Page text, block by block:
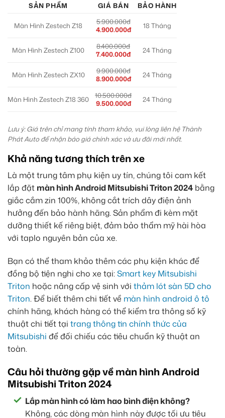
SẢN PHẨM GIÁ BÁN BẢO HÀNH
Màn Hình Zestech Z18
5.900.000đ
4.900.000đ
18 Tháng
Màn Hình Zestech Z100
8.400.000đ
7.400.000đ
24 Tháng
Màn Hình Zestech ZX10
9.900.000đ
8.900.000đ
24 Tháng
Màn Hình Zestech Z18 360
10.500.000đ
9.500.000đ
24 Tháng
Lưu ý: Giá trên chỉ mang tính tham khảo, vui lòng liên hệ Thành
Phát Auto để nhận báo giá chính xác và ưu đãi mới nhất.
Khả năng tương thích trên xe
Là một trung tâm phụ kiện uy tín, chúng tôi cam kết
lắp đặt màn hình Android Mitsubishi Triton 2024 bằng
giắc cắm zin 100%, không cắt trích dây điện ảnh
hưởng đến bảo hành hãng. Sản phẩm đi kèm mặt
dưỡng thiết kế riêng biệt, đảm bảo thẩm mỹ hài hòa
với taplo nguyên bản của xe.
Bạn có thể tham khảo thêm các phụ kiện khác để
đồng bộ tiện nghi cho xe tại:Smart key Mitsubishi
Triton hoặc nâng cấp vệ sinh với thảm lót sàn 5D cho
Triton. Để biết thêm chi tiết về màn hình android ô tô
chính hãng, khách hàng có thể kiểm tra thông số kỹ
thuật chi tiết tại trang thông tin chính thức của
Mitsubishi để đối chiếu các tiêu chuẩn kỹ thuật an
toàn.
Câu hỏi thường gặp về màn hình Android
Mitsubishi Triton 2024
Lắp màn hình có làm hao bình điện không?
Không, các dòng màn hình này được tối ưu tiêu